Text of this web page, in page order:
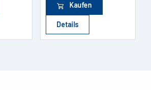
Kaufen
Details